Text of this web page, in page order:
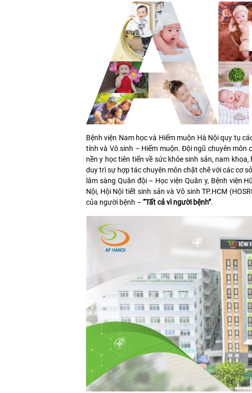
Bệnh viện Nam học và Hiếm muộn Hà Nội quy tụ
tính và Vô sinh – Hiếm muộn. Đội ngũ chuyên
nền y học tiên tiến về sức khỏe sinh sản, nam
duy trì sự hợp tác chuyên môn chặt chẽ với các cơ
lâm sàng Quân đội – Học viện Quân y, Bệnh viện
Nội, Hội Nội tiết sinh sản và Vô sinh TP.HCM
của người bệnh – “Tất cả vì người bệnh”.